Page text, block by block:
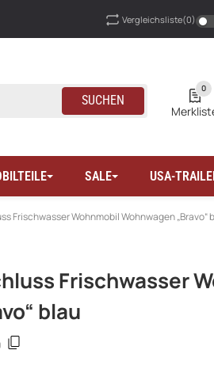
Vergleichsliste(0)
0
SUCHEN
SALE USA-
Frischwasser Wohnmobil Wohnwagen „Bravo“
Frischwasser
blau